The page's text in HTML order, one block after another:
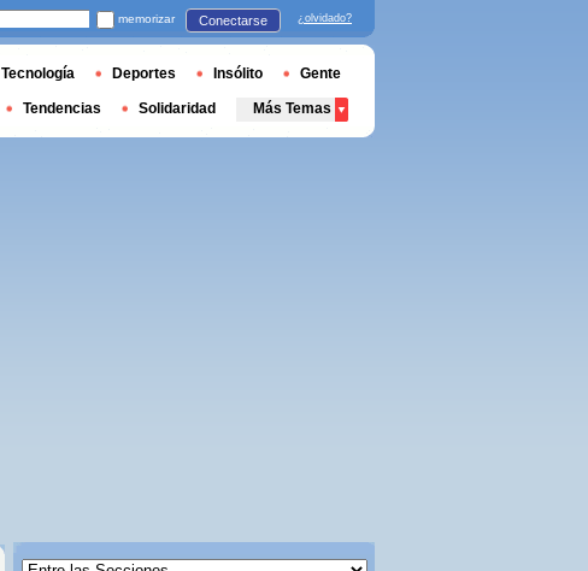
memorizar Conectarse ¿olvidado?
Tecnología Deportes Insólito Gente
Tendencias Solidaridad Más Temas